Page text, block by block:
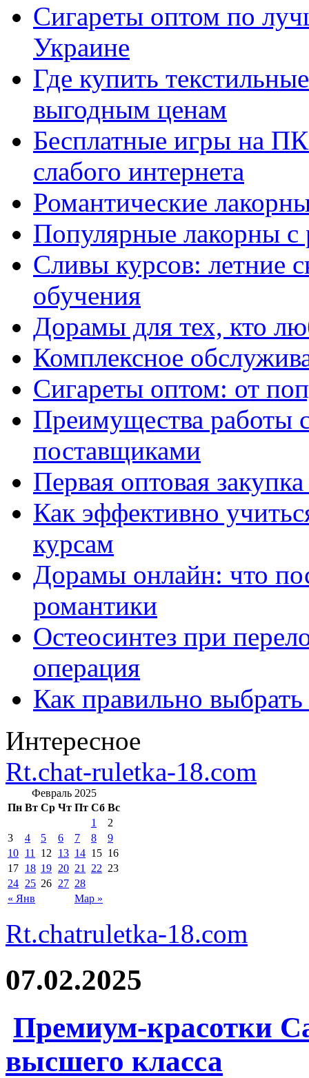
Сигареты оптом по
Украине
Где купить
выгодным ценам
Бесплатные игры на
слабого интернета
Романтические
Популярные лакорны с
Сливы курсов: летние
обучения
Дорамы для тех, кто
Комплексное
Сигареты оптом: от
Преимущества работы
поставщиками
Первая оптовая
Как эффективно
курсам
Дорамы онлайн: что
романтики
Остеосинтез при
операция
Как правильно
Интересное
Rt.chat-ruletka-18.com
Февраль 2025
Пн Вт Ср Чт Пт Сб Вс
« Янв Мар »
1
2
3
4 5 6 7 8
9
10 11 12 13 14 15 16
17 18 19 20 21 22 23
24 25 26 27 28
Rt.chatruletka-18.com
07.02.2025
Премиум-красотки
высшего класса